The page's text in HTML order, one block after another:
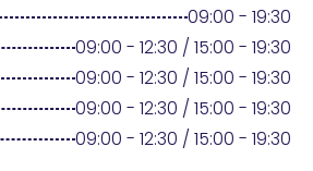
Praticien ?
09:00 - 19:30
09:00 - 12:30 / 15:00 - 19:30
09:00 - 12:30 / 15:00 - 19:30
09:00 - 12:30 / 15:00 - 19:30
09:00 - 12:30 / 15:00 - 19:30